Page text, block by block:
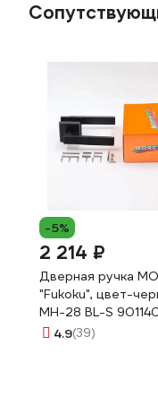
-5%
2 214 ₽
Дверная ручка
"Fukoku", цвет-
MH-28 BL-S
4.9(39)